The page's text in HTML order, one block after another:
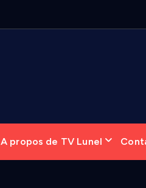
A propos de TV Lunel